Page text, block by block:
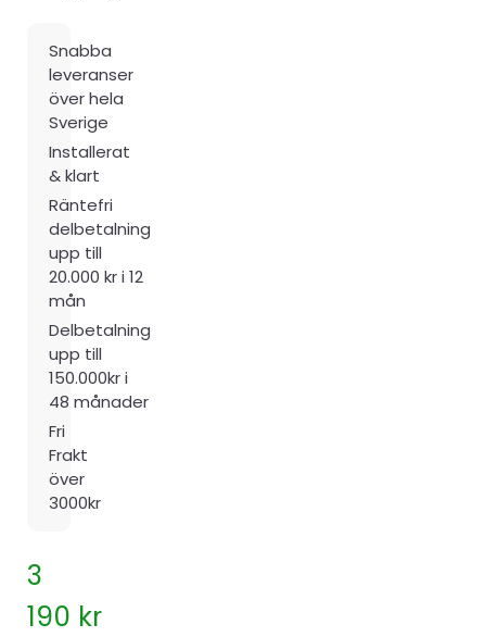
Snabba
leveranser
över hela
Sverige
Installerat
& klart
Räntefri
delbetalning
upp till
20.000 kr i 12
mån
Delbetalning
upp till
150.000kr i
48 månader
Fri
Frakt
över
3000kr
3
190 kr